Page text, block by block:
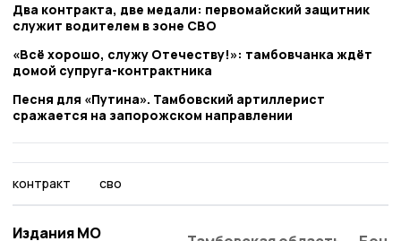
Два контракта, две медали: первомайский защитник
служит водителем в зоне СВО
«Всё хорошо, служу Отечеству!»: тамбовчанка ждёт
домой супруга-контрактника
Песня для «Путина». Тамбовский артиллерист
сражается на запорожском направлении
контракт сво
Издания МО